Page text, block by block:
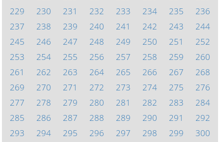
229
230 231 232 233 234 235
236
237
238 239 240 241 242 243
244
245
246 247 248 249 250 251
252
253
254 255 256 257 258 259
260
261
262 263 264 265 266 267
268
269
270 271 272 273 274 275
276
277
278 279 280 281 282 283
284
285
286 287 288 289 290 291
292
293
294 295 296 297 298 299
300